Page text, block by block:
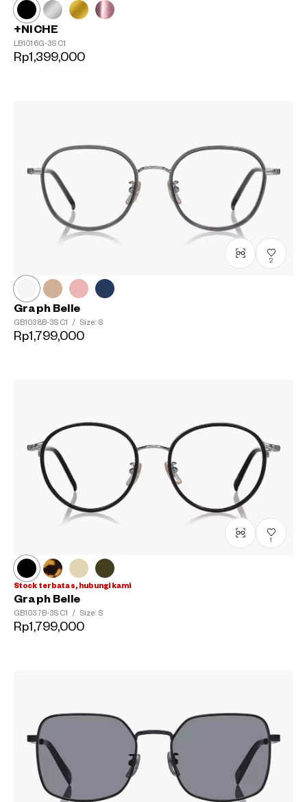
+NICHE
LB1016G-3S C1
Rp1,399,000
2
Graph Belle
GB1038B-3S C1 / Size: S
Rp1,799,000
1
Stock terbatas, hubungi kami
Graph Belle
GB1037B-3S C1 / Size: S
Rp1,799,000